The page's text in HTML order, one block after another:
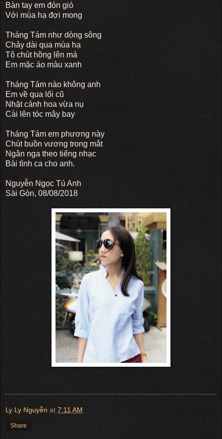
Bàn tay em đón gió
Với mùa hạ đợi mong
Tháng Tám như dòng sông
Chảy dài qua mùa hạ
Tô chút hồng lên má
Em mặc áo màu xanh
Tháng Tám nào không anh
Em về qua lối cũ
Nhặt cánh hoa vừa nụ
Cài lên tóc mây bay
Tháng Tám em phương này
Chút buồn vương trong mắt
Ngân nga theo tiếng nhạc
Bài tình ca cho anh.
Nguyễn Ngọc Tú Anh
Sài Gòn, 08/08/2018
Ly Ly Nguyễn at 7:11 AM
Share